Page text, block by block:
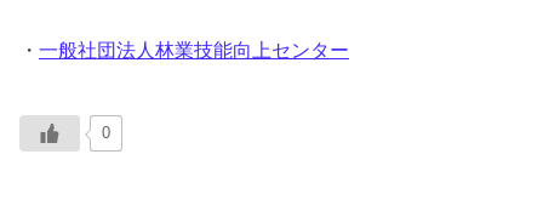
・ 一般社団法人林業技能向上センター
0